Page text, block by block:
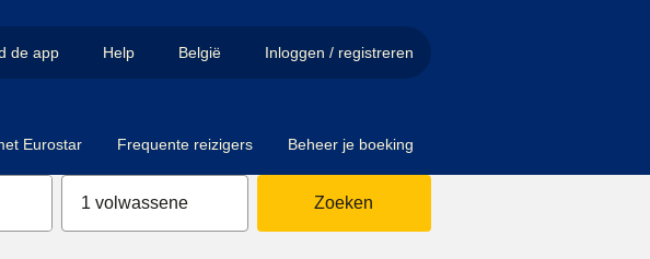
de app Help België Inloggen / registreren
Eurostar Frequente reizigers Beheer je boeking
1 volwassene Zoeken